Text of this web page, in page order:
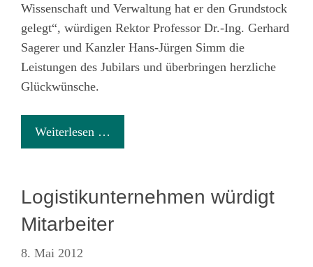
Wissenschaft und Verwaltung hat er den Grundstock
gelegt“, würdigen Rektor Professor Dr.-Ing. Gerhard
Sagerer und Kanzler Hans-Jürgen Simm die
Leistungen des Jubilars und überbringen herzliche
Glückwünsche.
Weiterlesen …
Logistikunternehmen würdigt
Mitarbeiter
8. Mai 2012